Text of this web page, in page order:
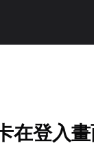
在登入